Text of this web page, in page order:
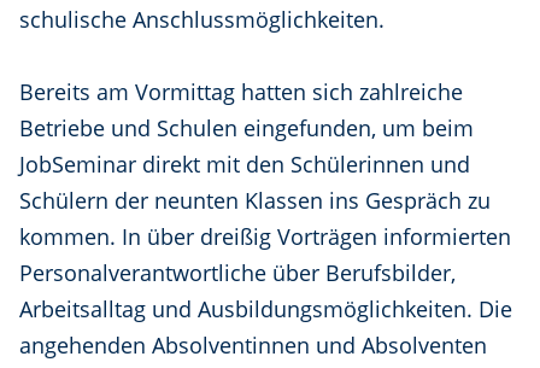
schulische Anschlussmöglichkeiten.
Bereits am Vormittag hatten sich zahlreiche
Betriebe und Schulen eingefunden, um beim
JobSeminar direkt mit den Schülerinnen und
Schülern der neunten Klassen ins Gespräch zu
kommen. In über dreißig Vorträgen informierten
Personalverantwortliche über Berufsbilder,
Arbeitsalltag und Ausbildungsmöglichkeiten. Die
angehenden Absolventinnen und Absolventen